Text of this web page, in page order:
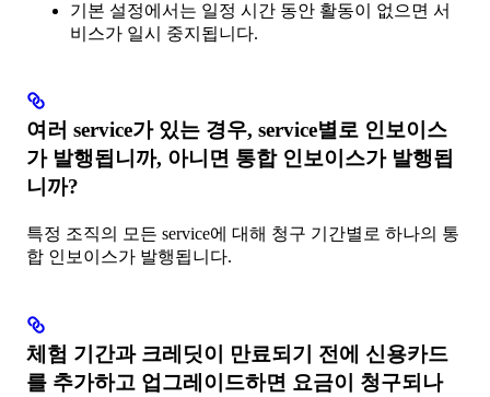
기본 설정에서는 일정 시간 동안 활동이 없으면 서
비스가 일시 중지됩니다.
여러 service가 있는 경우, service별로 인보이스
가 발행됩니까, 아니면 통합 인보이스가 발행됩
니까?
특정 조직의 모든 service에 대해 청구 기간별로 하나의 통
합 인보이스가 발행됩니다.
체험 기간과 크레딧이 만료되기 전에 신용카드
를 추가하고 업그레이드하면 요금이 청구되나